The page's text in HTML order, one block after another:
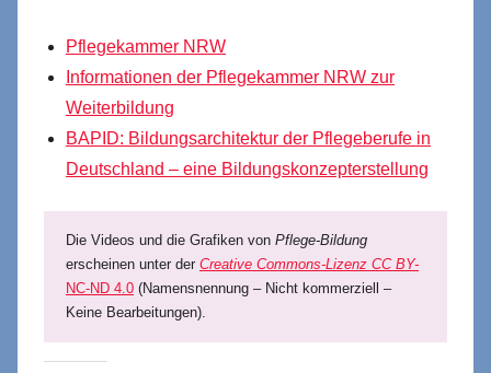
Pflegekammer NRW
Informationen der Pflegekammer NRW zur
Weiterbildung
BAPID: Bildungsarchitektur der Pflegeberufe in
Deutschland – eine Bildungskonzepterstellung
Die Videos und die Grafiken von Pflege-Bildung
erscheinen unter der Creative Commons-Lizenz CC BY-
NC-ND 4.0 (Namensnennung – Nicht kommerziell –
Keine Bearbeitungen).